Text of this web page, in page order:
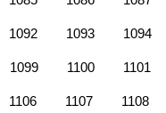
1092 1093 1094
1099 1100 1101
1106 1107 1108